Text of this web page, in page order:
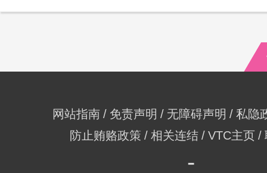
网站指南 免责声明 无障碍声明
私隐
防止贿赂政策
相关连结 VTC主页